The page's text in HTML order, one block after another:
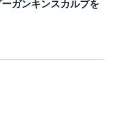
ガンキンスカルプを